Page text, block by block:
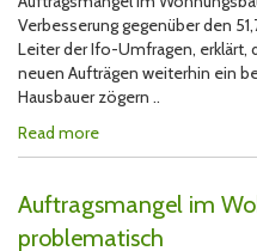
Verbesserung gegenüber den
Leiter der Ifo-Umfragen, erklärt,
neuen Aufträgen weiterhin ein
Hausbauer zögern ..
Read more
Auftragsmangel im
problematisch